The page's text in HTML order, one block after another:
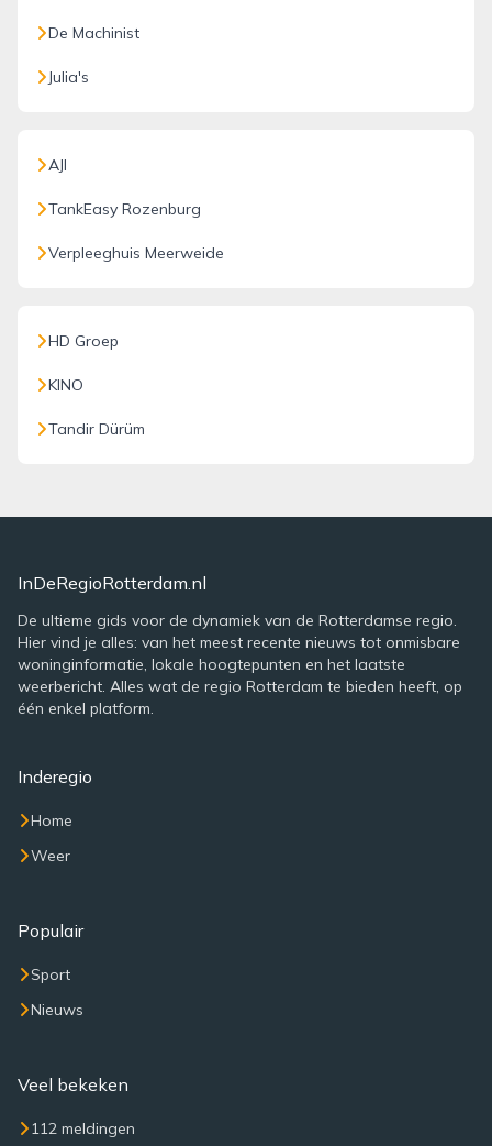
De Machinist
Julia's
AJI
TankEasy Rozenburg
Verpleeghuis Meerweide
HD Groep
KINO
Tandir Dürüm
InDeRegioRotterdam.nl
De ultieme gids voor de dynamiek van de Rotterdamse regio.
Hier vind je alles: van het meest recente nieuws tot onmisbare
woninginformatie, lokale hoogtepunten en het laatste
weerbericht. Alles wat de regio Rotterdam te bieden heeft, op
één enkel platform.
Inderegio
Home
Weer
Populair
Sport
Nieuws
Veel bekeken
112 meldingen